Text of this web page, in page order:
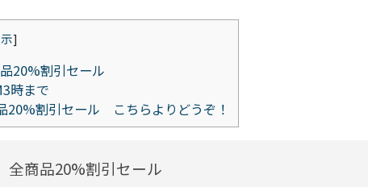
]
20%割引セール
時まで
割引セール こちらよりどうぞ！
全商品20%割引セール